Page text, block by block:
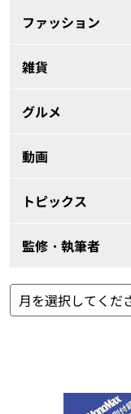
ファッション
雑貨
グルメ
動画
トピックス
監修・執筆者